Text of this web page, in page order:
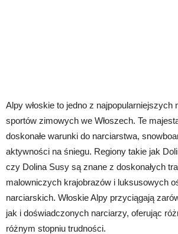
Alpy włoskie to jedno z najpopularniejszych
sportów zimowych we Włoszech. Te
doskonałe warunki do narciarstwa,
aktywności na śniegu. Regiony takie jak
czy Dolina Susy są znane z doskonałych
malowniczych krajobrazów i luksusowych
narciarskich. Włoskie Alpy przyciągają
jak i doświadczonych narciarzy, oferując
różnym stopniu trudności.